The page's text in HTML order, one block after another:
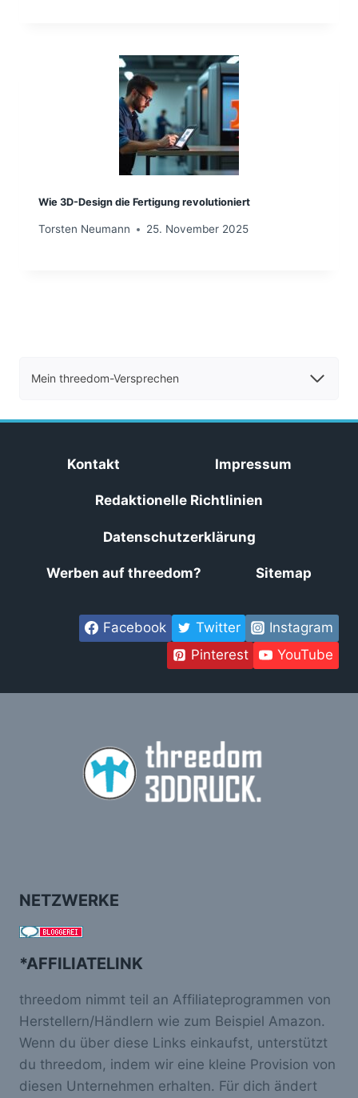
Wie 3D-Design die Fertigung revolutioniert
Torsten Neumann 25. November 2025
Mein threedom-Versprechen
Kontakt Impressum
Redaktionelle Richtlinien
Datenschutzerklärung
Werben auf threedom? Sitemap
Facebook Twitter
Instagram
Pinterest
YouTube
NETZWERKE
*AFFILIATELINK
threedom nimmt teil an Affiliateprogrammen von
Herstellern/Händlern wie zum Beispiel Amazon.
Wenn du über diese Links einkaufst, unterstützt
du threedom, indem wir eine kleine Provision von
diesen Unternehmen erhalten. Für dich ändert